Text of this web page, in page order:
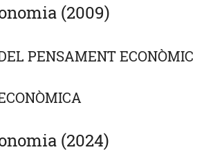
(2009)
PENSAMENT ECONÒMIC
(2024)